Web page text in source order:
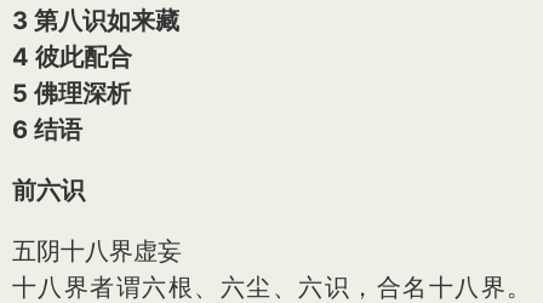
3 第八识如来藏
4 彼此配合
5 佛理深析
6 结语
前六识
五阴十八界虚妄
十八界者谓六根、六尘、六识，合名十八界。